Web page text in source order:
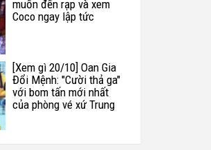
muốn đến rạp và xem
Coco ngay lập tức
[Xem gì 20/10] Oan Gia
Đổi Mệnh: "Cười thả ga"
với bom tấn mới nhất
của phòng vé xứ Trung